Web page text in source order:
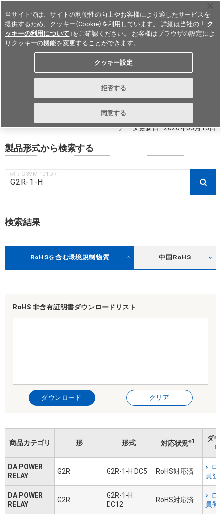
Japan
RoHS対応状況 / 非含有証明書ダウ
ンロード
データ更新日 : 2026年03月18日
製品形式から検索する
例：G3VM-101DR
検索結果
RoHSを含む環境規制物質 中国RoHS
RoHS 非含有証明書ダウンロードリスト
ダウンロード クリア
商品カテゴリ 形 形式 対応状況※1
ダ
DA POWER
RELAY
G2R G2R-1-H DC5 RoHS対応済
ロ
員登
DA POWER
RELAY
G2R
G2R-1-H
DC12
RoHS対応済
ロ
員登
当サイトでは、サイトの利便性の向上やお客様により適したサービスを
提供するため、クッキー（Cookie）を利用しています。 詳細は当社の 「 ク
ッキーの利用について 」をご確認ください。 お客様はブラウザの設定によ
りクッキーの機能を変更することができます。
クッキー設定
拒否する
同意する